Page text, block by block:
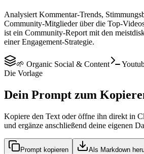
Analysiert Kommentar-Trends,
Community-Mitglieder über die Top-
ist ein Community-Report mit den
einer Engagement-Strategie.
🌱 Organic Social & Content
Die Vorlage
Dein Prompt zum
Kopiere den Text oder öffne ihn direkt in
und ergänze anschließend deine eigenen
Prompt kopieren Als Markdown